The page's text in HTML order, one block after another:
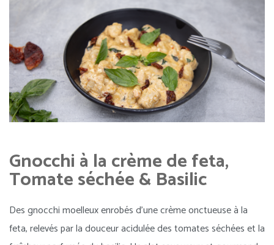
Gnocchi à la crème de feta,
Tomate séchée & Basilic
Des gnocchi moelleux enrobés d’une crème onctueuse à la
feta, relevés par la douceur acidulée des tomates séchées et la